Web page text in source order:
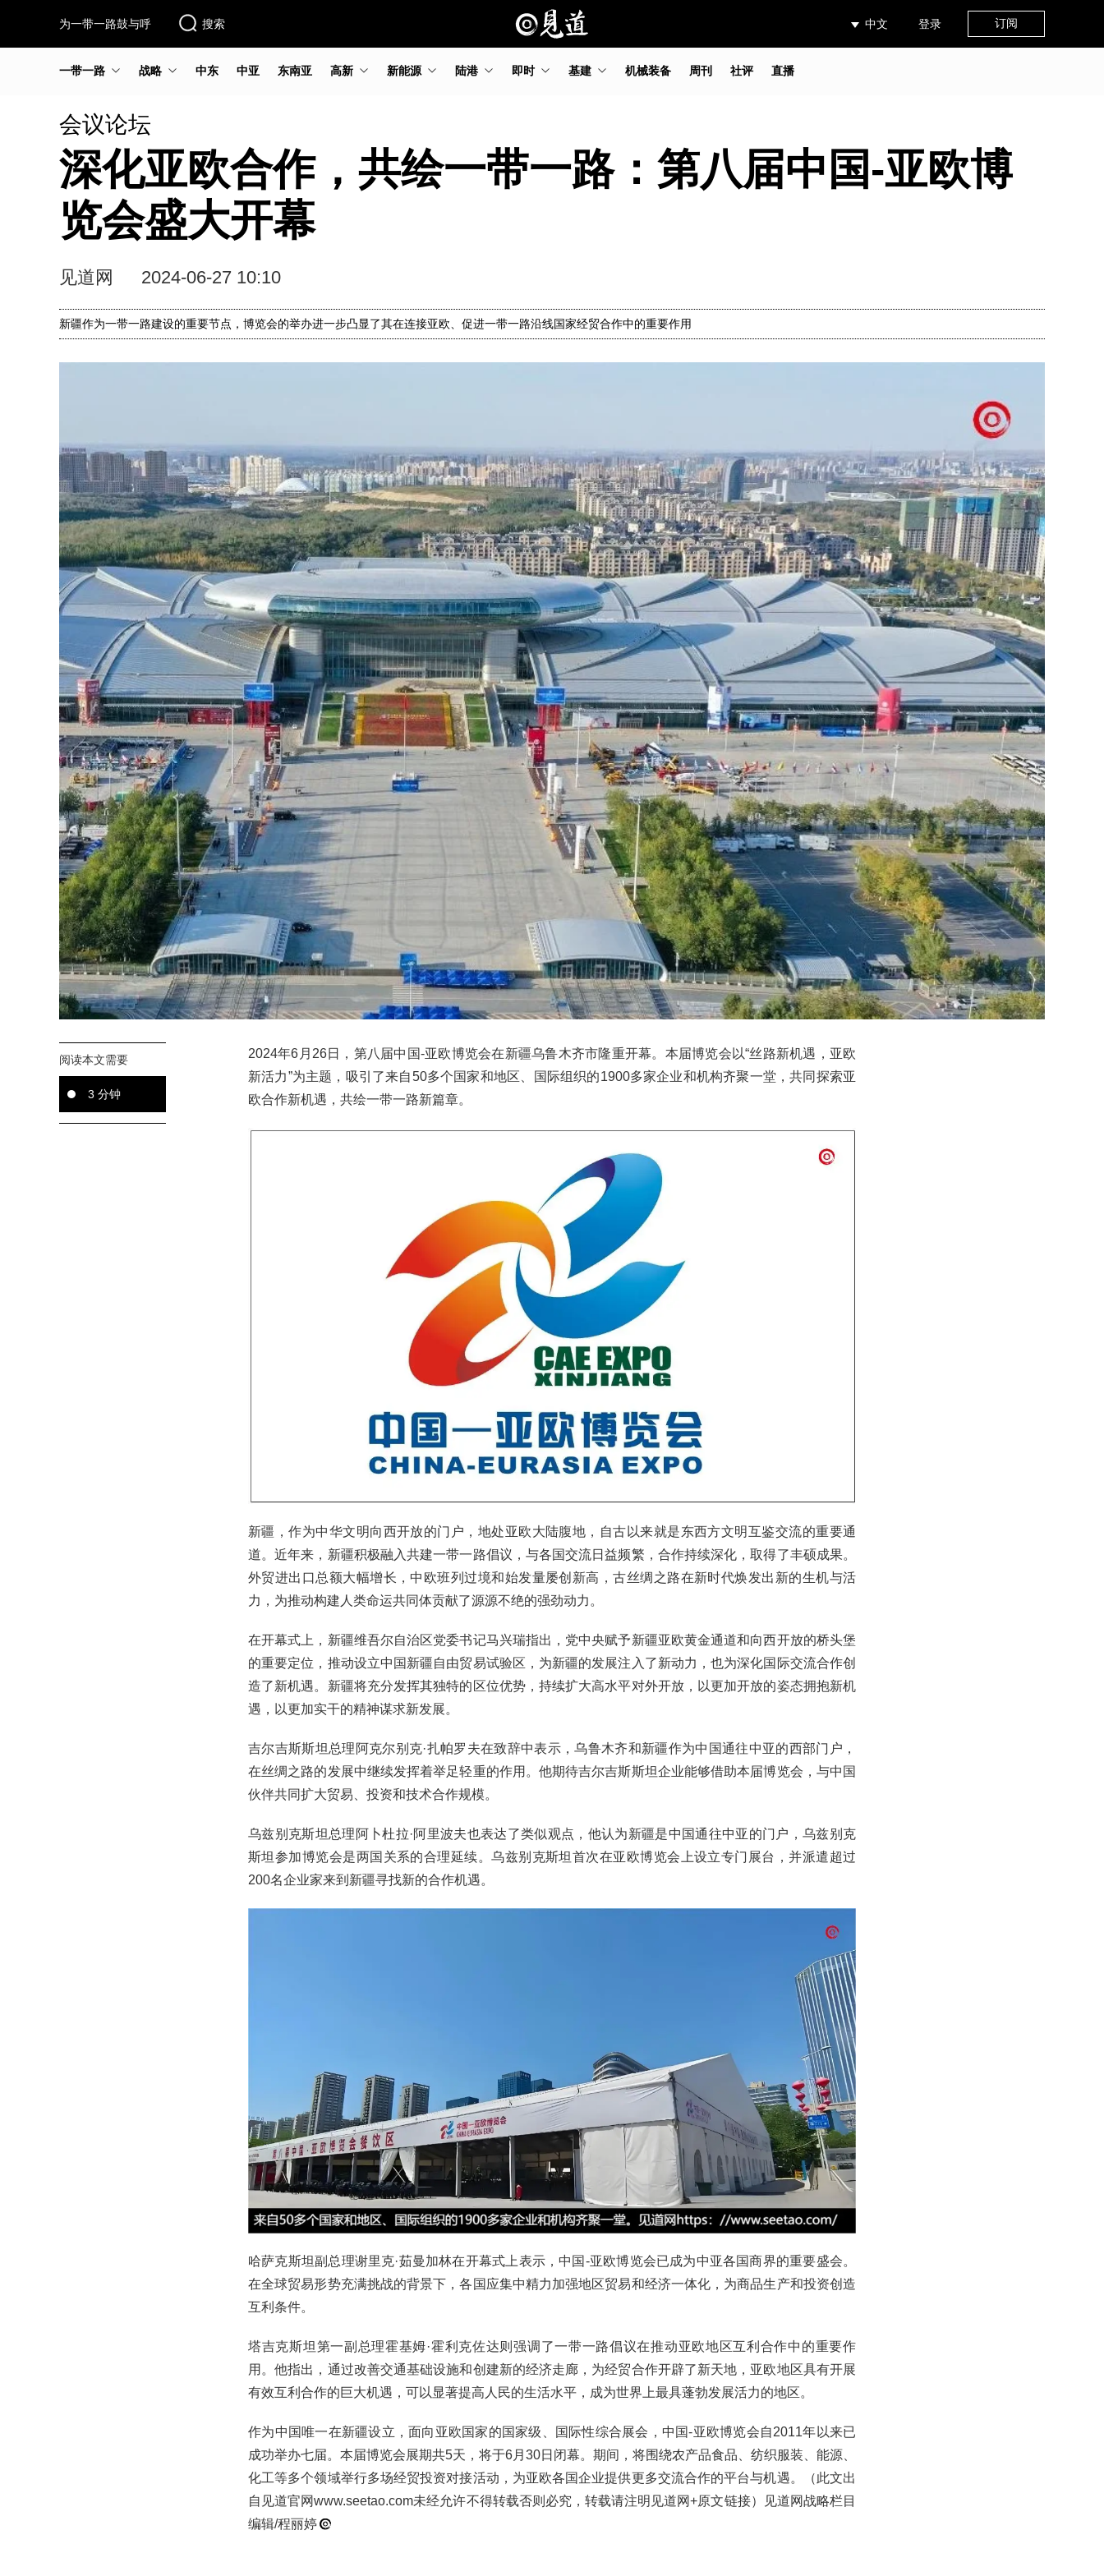
为一带一路鼓与呼 搜索 中文 登录 订阅
一带一路 战略 中东 中亚 东南亚 高新 新能源 陆港 即时 基建 机械装备 周刊 社评 直播
会议论坛
深化亚欧合作，共绘一带一路：第八届中国-亚欧博
览会盛大开幕
见道网 2024-06-27 10:10
新疆作为一带一路建设的重要节点，博览会的举办进一步凸显了其在连接亚欧、促进一带一路沿线国家经贸合作中的重要作用
阅读本文需要
3 分钟
2024年6月26日，第八届中国-亚欧博览会在新疆乌鲁木齐市隆重开幕。本届博览会以“丝路新机遇，亚欧
新活力”为主题，吸引了来自50多个国家和地区、国际组织的1900多家企业和机构齐聚一堂，共同探索亚
欧合作新机遇，共绘一带一路新篇章。
新疆，作为中华文明向西开放的门户，地处亚欧大陆腹地，自古以来就是东西方文明互鉴交流的重要通
道。近年来，新疆积极融入共建一带一路倡议，与各国交流日益频繁，合作持续深化，取得了丰硕成果。
外贸进出口总额大幅增长，中欧班列过境和始发量屡创新高，古丝绸之路在新时代焕发出新的生机与活
力，为推动构建人类命运共同体贡献了源源不绝的强劲动力。
在开幕式上，新疆维吾尔自治区党委书记马兴瑞指出，党中央赋予新疆亚欧黄金通道和向西开放的桥头堡
的重要定位，推动设立中国新疆自由贸易试验区，为新疆的发展注入了新动力，也为深化国际交流合作创
造了新机遇。新疆将充分发挥其独特的区位优势，持续扩大高水平对外开放，以更加开放的姿态拥抱新机
遇，以更加实干的精神谋求新发展。
吉尔吉斯斯坦总理阿克尔别克·扎帕罗夫在致辞中表示，乌鲁木齐和新疆作为中国通往中亚的西部门户，
在丝绸之路的发展中继续发挥着举足轻重的作用。他期待吉尔吉斯斯坦企业能够借助本届博览会，与中国
伙伴共同扩大贸易、投资和技术合作规模。
乌兹别克斯坦总理阿卜杜拉·阿里波夫也表达了类似观点，他认为新疆是中国通往中亚的门户，乌兹别克
斯坦参加博览会是两国关系的合理延续。乌兹别克斯坦首次在亚欧博览会上设立专门展台，并派遣超过
200名企业家来到新疆寻找新的合作机遇。
哈萨克斯坦副总理谢里克·茹曼加林在开幕式上表示，中国-亚欧博览会已成为中亚各国商界的重要盛会。
在全球贸易形势充满挑战的背景下，各国应集中精力加强地区贸易和经济一体化，为商品生产和投资创造
互利条件。
塔吉克斯坦第一副总理霍基姆·霍利克佐达则强调了一带一路倡议在推动亚欧地区互利合作中的重要作
用。他指出，通过改善交通基础设施和创建新的经济走廊，为经贸合作开辟了新天地，亚欧地区具有开展
有效互利合作的巨大机遇，可以显著提高人民的生活水平，成为世界上最具蓬勃发展活力的地区。
作为中国唯一在新疆设立，面向亚欧国家的国家级、国际性综合展会，中国-亚欧博览会自2011年以来已
成功举办七届。本届博览会展期共5天，将于6月30日闭幕。期间，将围绕农产品食品、纺织服装、能源、
化工等多个领域举行多场经贸投资对接活动，为亚欧各国企业提供更多交流合作的平台与机遇。（此文出
自见道官网www.seetao.com未经允许不得转载否则必究，转载请注明见道网+原文链接）见道网战略栏目
编辑/程丽婷